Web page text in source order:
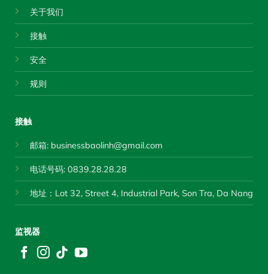
关于我们
接触
安全
规则
接触
邮箱: businessbaolinh@gmail.com
电话号码: 0839.28.28.28
地址：Lot 32, Street 4, Industrial Park, Son Tra, Da Nang
监视器